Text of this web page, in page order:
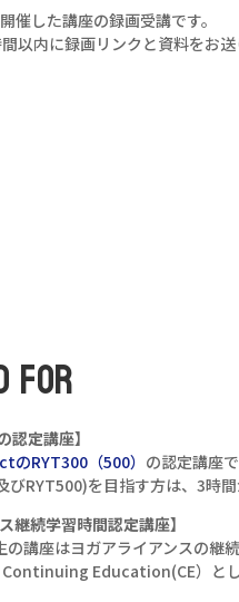
催した講座の録画受講です。
以内に録画リンクと資料をお送
FOR
認定講座】
RYT300（500） の認定講座で
びRYT500)を目指す方は、3時間
継続学習時間認定講座】
講座はヨガアライアンスの継続
Continuing Education(CE）と